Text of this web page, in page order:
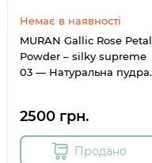
Немає в наявності
MURAN Gallic Rose Petal
Powder – silky supreme
03 — Натуральна пудра
2500 грн.
Продано